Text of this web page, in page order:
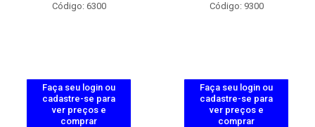
Código: 6300
Faça seu login ou
cadastre-se para
ver preços e
comprar
Código: 9300
Faça seu login ou
cadastre-se para
ver preços e
comprar